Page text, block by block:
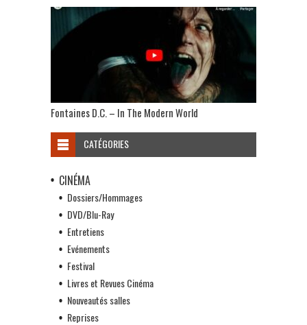
Fontaines D.C. – In The Modern World
CATÉGORIES
CINÉMA
Dossiers/Hommages
DVD/Blu-Ray
Entretiens
Evénements
Festival
Livres et Revues Cinéma
Nouveautés salles
Reprises